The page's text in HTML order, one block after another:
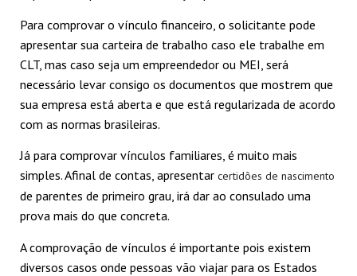
Para comprovar o vínculo financeiro, o solicitante pode
apresentar sua carteira de trabalho caso ele trabalhe em
CLT, mas caso seja um empreendedor ou MEI, será
necessário levar consigo os documentos que mostrem que
sua empresa está aberta e que está regularizada de acordo
com as normas brasileiras.
Já para comprovar vínculos familiares, é muito mais
simples. Afinal de contas, apresentar certidões de nascimento
de parentes de primeiro grau, irá dar ao consulado uma
prova mais do que concreta.
A comprovação de vínculos é importante pois existem
diversos casos onde pessoas vão viajar para os Estados